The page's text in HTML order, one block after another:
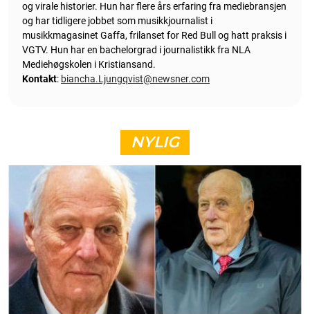
og virale historier. Hun har flere års erfaring fra mediebransjen
og har tidligere jobbet som musikkjournalist i
musikkmagasinet Gaffa, frilanset for Red Bull og hatt praksis i
VGTV. Hun har en bachelorgrad i journalistikk fra NLA
Mediehøgskolen i Kristiansand.
Kontakt: biancha.Ljungqvist@newsner.com
NYLIG